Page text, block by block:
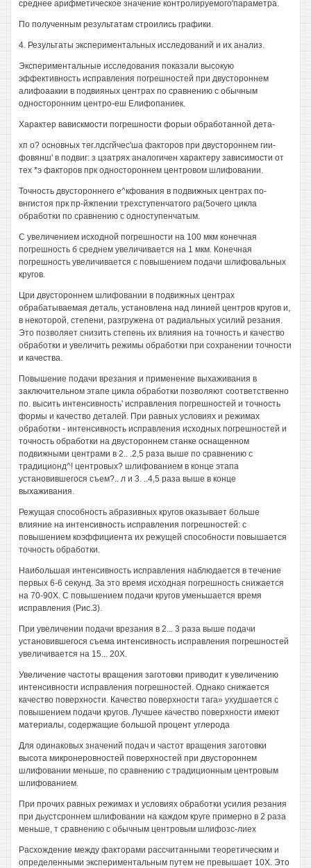
среднее арифметическое значение контролируемого'параметра.
По полученным результатам строились графики.
4. Результаты экспериментальных исследований и их анализ.
Экспериментальные исследования показали высокую
эффективность исправления погрешностей при двустороннем
алифоаакии в подвияных центрах по сравнению с обычным
односторонним центро-еш Елифопаниек.
Характер вавискмости погрешности форыи обработанной дета-
хп о? основных тег.лдсгйчес'ша факторов при двустороннем гии-
фовянш' в подвиг: з цзатрях аналогичен характеру зависимости от
тех *э факторов прк одностороннем центровом шлифовании.
Точность двустороннего е^кфования в подвижных центрах по-
внгистоя прк пр-йжпении трехступенчатого ра(5очего цикла
обработки по сравнению с одноступенчатым.
С увеличением исходной погрешности на 100 мкм конечная
погрешность б среднем увеличивается на 1 мкм. Конечная
погрешность увеличивается с повышением подачи шлифовальных
кругов.
Цри двустороннем шлифовании в подвижных центрах
обрабатываемая деталь, установлена над линией центров кругов и,
в некоторой, степени, разгружена от радиальных усилий резания.
Это позволяет снизить степень их влияния на точность и качество
обработки и увеличить режимы обработки при сохранении точности
и качества.
Повышение подачи врезания и применение выхаживания в
заключительном этапе цикла обработки позволяют соответственно
по. высить интенсивность' исправления погрешностей и точность
формы и качество деталей. При равных условиях и режимах
обработки - интенсивность исправления исходных погрешностей и
точность обработки на двустороннем станке оснащенном
подвижными центрами в 2.. .2,5 раза выше по сравнению с
традиционд^! центровых? шлифованием в конце этапа
установившегося съем?.. л и 3. ..4,5 раза выше в конце
выхаживания.
Режущая способность абразивных кругов оказывает больше
влияние на интенсивность исправления погрешностей: с
повышением коэффициента их режущей способности повышается
точность обработки.
Наибольшая интенсивность исправления наблюдается в течение
первых 6-6 секунд. За это время исходная погрешность снижается
на 70-90Х. С повышением подачи кругов уменьшается время
исправления (Рис.3).
При увеличении подачи врезания в 2... 3 раза выше подачи
установившегося съема интенсивность исправления погрешностей
увеличивается на 15... 20Х.
Увеличение частоты вращения заготовки приводит к увеличению
интенсивности исправления погрешностей. Однако снижается
качество поверхности. Качество поверхности тага» ухудшается с
повышением подачи кругов. Лучшее качество поверхности имеют
материалы, содержащие большой процент углерода
Для одинаковых значений подач и частот вращения заготовки
высота микронеровностей поверхностей при двустороннем
шлифовании меньше, по сравнению с традиционным центровым
шлифованием.
При прочих равных режимах и условиях обработки усилия резания
при дьустсроннем шлифовании на каждом круге примерно в 2 раза
меньше, т сравнению с обычным центровым шлифозс-лиех
Расхождение между факторами рассчитанными теоретическим и
определенными экспериментальным путем не превышает 10Х. Это